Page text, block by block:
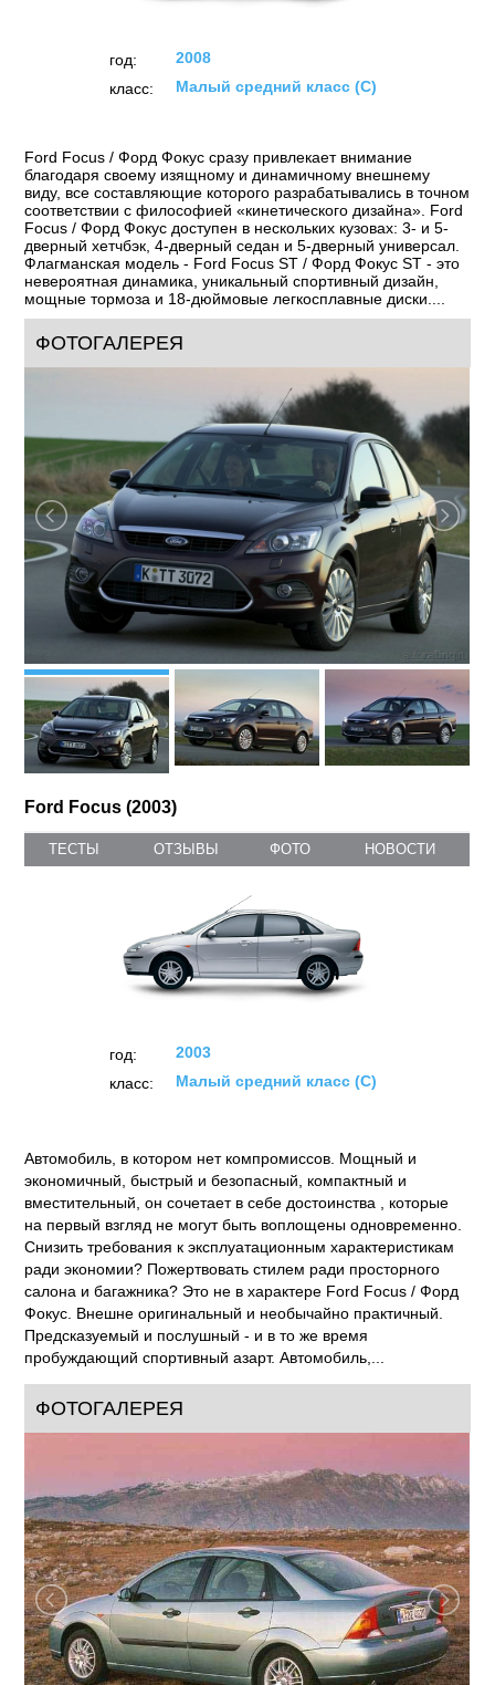
год:
Малый средний класс (C)
Ford Focus / Форд Фокус сразу привлекает внимание
благодаря своему изящному и динамичному внешнему
виду, все составляющие которого разрабатывались в точном
соответствии с философией «кинетического дизайна». Ford
Focus / Форд Фокус доступен в нескольких кузовах: 3- и 5-
дверный хетчбэк, 4-дверный седан и 5-дверный универсал.
Флагманская модель - Ford Focus ST / Форд Фокус ST - это
невероятная динамика, уникальный спортивный дизайн,
мощные тормоза и 18-дюймовые легкосплавные диски....
ФОТОГАЛЕРЕЯ
Ford Focus (2003)
год:
Малый средний класс (C)
Автомобиль, в котором нет компромиссов. Мощный и
экономичный, быстрый и безопасный, компактный и
вместительный, он сочетает в себе достоинства , которые
на первый взгляд не могут быть воплощены одновременно.
Снизить требования к эксплуатационным характеристикам
ради экономии? Пожертвовать стилем ради просторного
салона и багажника? Это не в характере Ford Focus / Форд
Фокус. Внешне оригинальный и необычайно практичный.
Предсказуемый и послушный - и в то же время
пробуждающий спортивный азарт. Автомобиль,...
ФОТОГАЛЕРЕЯ